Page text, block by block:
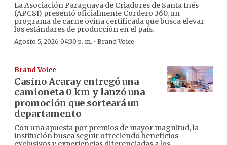
La Asociación Paraguaya de Criadores de Santa Inés
(APCSI) presentó oficialmente Cordero 360, un
programa de carne ovina certificada que busca elevar
los estándares de producción en el país.
Agosto 5, 2026 04:30 p. m. · Brand Voice
Brand Voice
Casino Acaray entregó una
camioneta 0 km y lanzó una
promoción que sorteará un
departamento
Con una apuesta por premios de mayor magnitud, la
institución busca seguir ofreciendo beneficios